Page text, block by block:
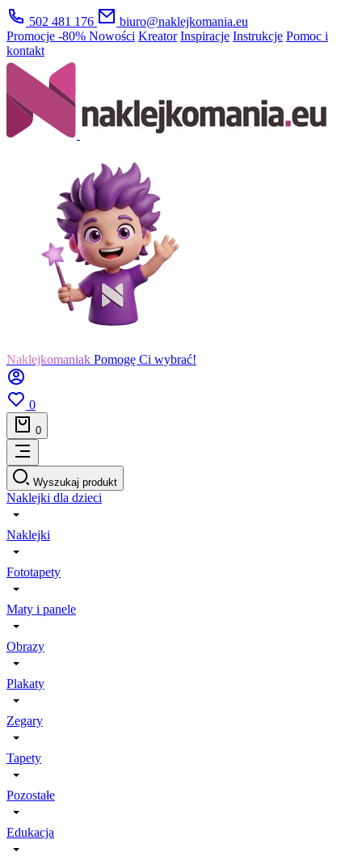
502 481 176
biuro@naklejkomania.eu
Promocje -80% Nowości Kreator Inspiracje Instrukcje Pomoc i
kontakt
Naklejkomaniak Pomogę Ci wybrać!
0
0
Wyszukaj produkt
Naklejki dla dzieci
Naklejki
Fototapety
Maty i panele
Obrazy
Plakaty
Zegary
Tapety
Pozostałe
Edukacja